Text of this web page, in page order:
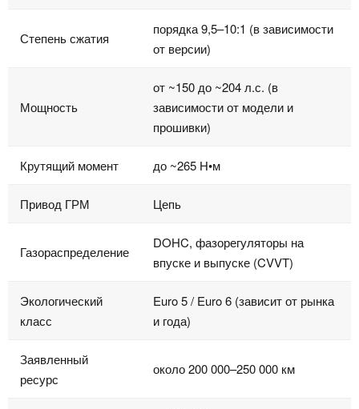
Степень сжатия
порядка 9,5–10:1 (в зависимости
от версии)
Мощность
от ~150 до ~204 л.с. (в
зависимости от модели и
прошивки)
Крутящий момент до ~265 Н•м
Привод ГРМ Цепь
Газораспределение
DOHC, фазорегуляторы на
впуске и выпуске (CVVT)
Экологический
класс
Euro 5 / Euro 6 (зависит от рынка
и года)
Заявленный
ресурс
около 200 000–250 000 км